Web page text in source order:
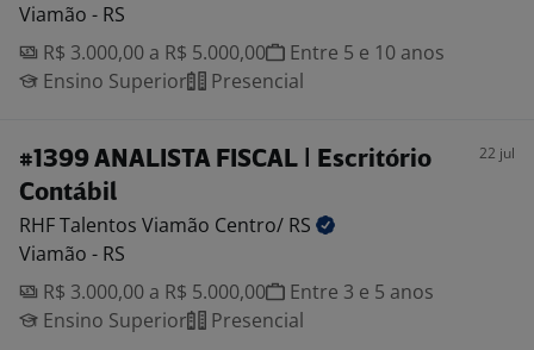
Viamão - RS
R$ 3.000,00 a R$ 5.000,00
Entre 5 e 10 anos
Ensino Superior
Presencial
#1399 ANALISTA FISCAL | Escritório
Contábil
22 jul
RHF Talentos Viamão Centro/ RS
Viamão - RS
R$ 3.000,00 a R$ 5.000,00
Entre 3 e 5 anos
Ensino Superior
Presencial